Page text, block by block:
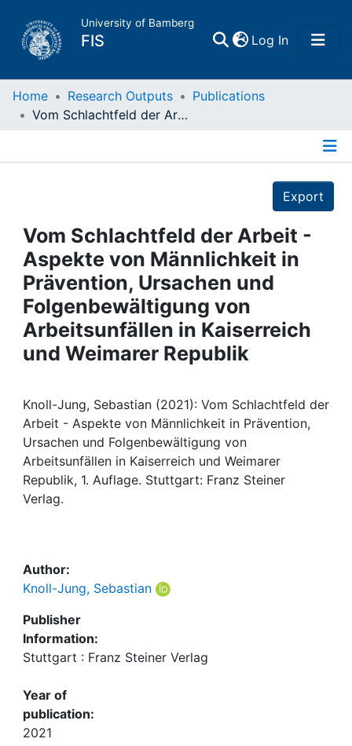
University of Bamberg
FIS Log In(current)
Home
Projects
People
Institutions
Awards
Help
Home Research Outputs
Publications
Vom Schlachtfeld der Arbeit - Aspekte von Männlichkeit in Prävention, Ursachen und Folgenbewältigung von Arbeitsunfällen in Kaiserreich und Weimarer Republik
Export
Vom Schlachtfeld der Arbeit -
Aspekte von Männlichkeit in
Prävention, Ursachen und
Folgenbewältigung von
Arbeitsunfällen in Kaiserreich
und Weimarer Republik
Knoll-Jung, Sebastian (2021): Vom Schlachtfeld der
Arbeit - Aspekte von Männlichkeit in Prävention,
Ursachen und Folgenbewältigung von
Arbeitsunfällen in Kaiserreich und Weimarer
Republik, 1. Auflage. Stuttgart: Franz Steiner
Verlag.
Author:
Knoll-Jung, Sebastian
Publisher
Information:
Stuttgart : Franz Steiner Verlag
Year of
publication:
2021